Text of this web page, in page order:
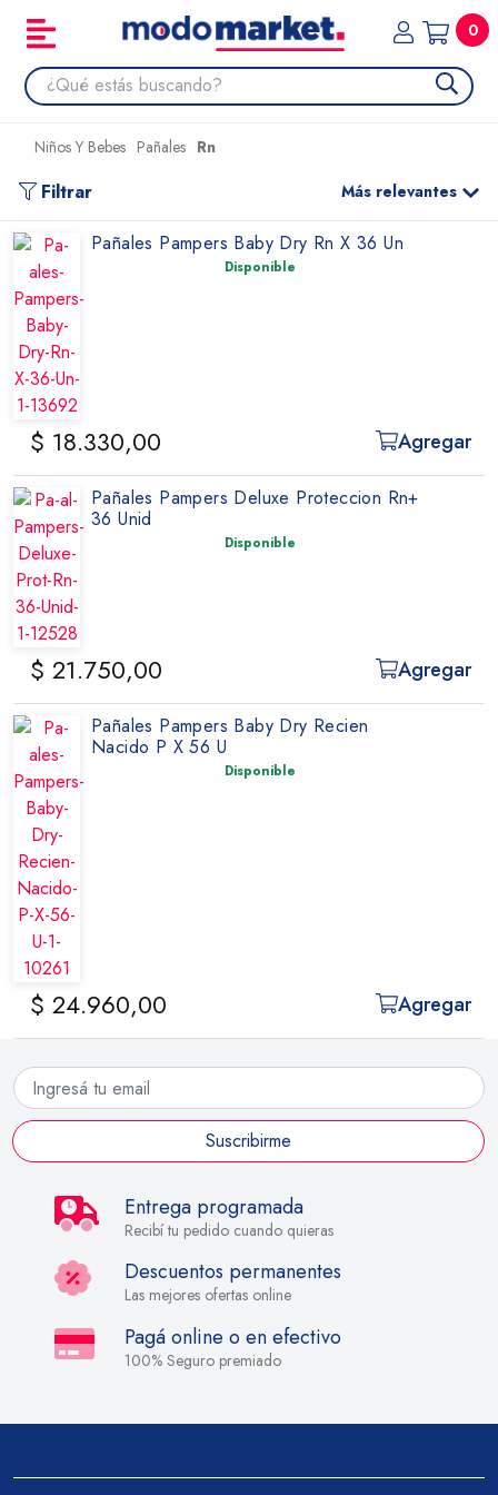
0
Niños Y Bebes Pañales Rn
Filtrar Más relevantes
Pañales Pampers Baby Dry Rn X 36 Un
Disponible
$ 18.330,00 Agregar
Pañales Pampers Deluxe Proteccion Rn+
36 Unid
Disponible
$ 21.750,00 Agregar
Pañales Pampers Baby Dry Recien
Nacido P X 56 U
Disponible
$ 24.960,00 Agregar
Suscribirme
Entrega programada
Recibí tu pedido cuando quieras
Descuentos permanentes
Las mejores ofertas online
Pagá online o en efectivo
100% Seguro premiado